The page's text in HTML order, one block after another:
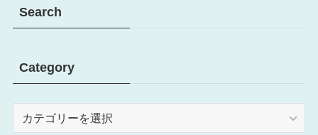
Search
Category
Category